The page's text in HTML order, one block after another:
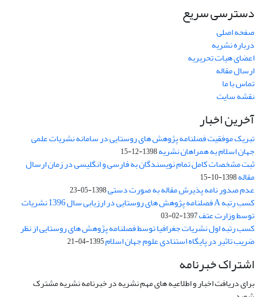
دسترسی سریع
صفحه اصلی
درباره نشریه
اعضای هیات تحریریه
ارسال مقاله
تماس با ما
نقشه سایت
آخرین اخبار
تبریک موفقیت فصلنامه پژوهش های روستایی در سامانه نشریات علمی
جهان اسلام به همراهان نشریه1398-12-15
ثبت مشخصات کامل تمام نویسندگان به فارسی و انگلیسی در زمان ارسال
مقاله1398-10-15
عدم صدور نامه پذیرش مقاله به صورت دستی1398-05-23
کسب رتبه A فصلنامه پژوهش های روستایی در ارزیابی سال 1396 نشریات
توسط وزارت عتف1397-02-03
کسب رتبه اول نشریات جغرافیا توسط فصلنامه پژوهش های روستایی از نظر
ضریب تاثیر در پایگاه استنادی علوم جهان اسلام1395-04-21
اشتراک خبرنامه
برای دریافت اخبار و اطلاعیه های مهم نشریه در خبرنامه نشریه مشترک